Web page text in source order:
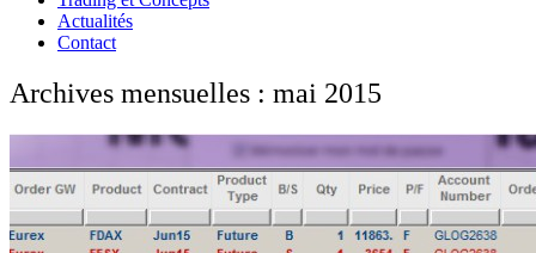
Actualités
Contact
Archives mensuelles : mai 2015